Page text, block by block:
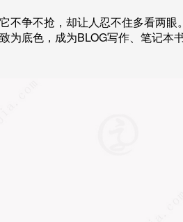
不争不抢，却让人忍不住多看两眼
为底色，成为BLOG写作、笔记本